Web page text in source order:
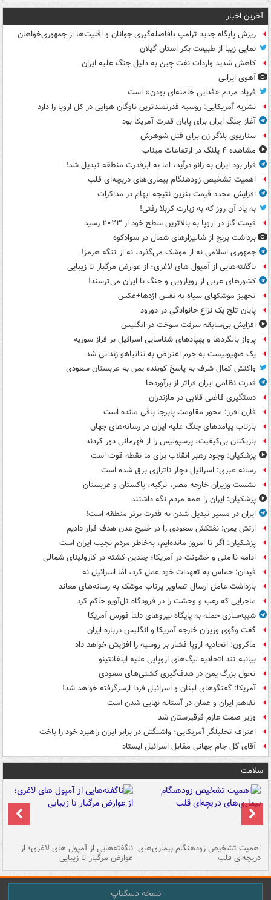
آخرین اخبار
ریزش پایگاه جدید ترامپ بافاصله‌گیری جوانان و اقلیت‌ها از جمهوری‌خواهان
نمایی زیبا از طبیعت بکر استان گیلان
کاهش شدید واردات نفت چین به دلیل جنگ علیه ایران
آهوی ایرانی
فریاد مردم «فدایی خامنه‌ای بودن» است
نشریه آمریکایی: روسیه قدرتمندترین ناوگان هوایی در کل اروپا را دارد
آغاز جنگ ایران برای پایان قدرت آمریکا بود
سناریوی بلاگر زن برای قتل شوهرش
مشاهده ۴ پلنگ در ارتفاعات میناب
قرار بود ایران به زانو درآید، اما به ابرقدرت منطقه تبدیل شد!
اهمیت تشخیص زودهنگام بیماری‌های دریچه‌ای قلب
افزایش مجدد قیمت بنزین نتیجه ابهام در مذاکرات
به یاد آن روز که به زیارت کربلا رفتی!
قیمت گاز در اروپا به بالاترین سطح خود از ۲۰۲۳ رسید
برداشت برنج از شالیزارهای شمال در سوادکوه
جمهوری اسلامی نه از موشک می‌گذرد، نه از تنگه هرمز!
ناگفته‌هایی از آمپول های لاغری؛ از عوارض مرگبار تا زیبایی
کشورهای عربی از رویارویی و جنگ با ایران می‌ترسند!
تجهیز موشکهای سپاه به نفس اژدها+عکس
پایان تلخ یک نزاع خانوادگی در دورود
افزایش بی‌سابقه سرقت سوخت در انگلیس
پرواز بالگردها و پهپادهای شناسایی اسرائیل بر فراز سوریه
یک صهیونیست به جرم اعتراض به نتانیاهو زندانی شد
واکنش کمال شرف به پاسخ کوبنده یمن به عربستان سعودی
قدرت نظامی ایران فراتر از برآوردها
دستگیری قاضی قلابی در مازندران
فارن افرز: محور مقاومت پابرجا باقی مانده است
بازتاب پیامدهای جنگ علیه ایران در رسانه‌های جهان
بازیکنان بی‌کیفیت، پرسپولیس را از قهرمانی دور کردند
پزشکیان: وجود رهبر انقلاب برای ما نقطه قوت است
رسانه عبری: اسرائیل دچار ناترازی برق شده است
نشست وزیران خارجه مصر، ترکیه، پاکستان و عربستان
پزشکیان: ایران را همه مردم نگه داشتند
ایران در مسیر تبدیل شدن به قدرت برتر منطقه است!
ارتش یمن: نفتکش سعودی را در خلیج عدن هدف قرار دادیم
پزشکیان: اگر تا امروز مانده‌ایم، به‌خاطر مردم نجیب ایران است
ادامه ناامنی و خشونت در آمریکا؛ چندین کشته در کارولینای شمالی
فیدان: حماس به تعهدات خود عمل کرد، امّا اسرائیل نه
بازداشت عامل ارسال تصاویر پرتاب موشک به رسانه‌های معاند
ماجرایی که رعب و وحشت را در فرودگاه تل‌آویو حاکم کرد
شبیه‌سازی حمله به پایگاه نیروهای دلتا فورس آمریکا
گفت وگوی وزیران خارجه آمریکا و انگلیس درباره ایران
ماکرون: اتحادیه اروپا فشار بر روسیه را افزایش خواهد داد
بیانیه تند اتحادیه لیگ‌های اروپایی علیه اینفانتینو
تحول بزرگ یمن در هدف‌گیری کشتی‌های سعودی
آمریکا: گفتگوهای لبنان و اسرائیل فردا ازسرگرفته خواهد شد!
تفاهم ایران و عمان در آستانه نهایی شدن است
وزیر صمت عازم قرقیزستان شد
اعتراف تحلیلگر آمریکایی؛ واشنگتن در برابر ایران راهبرد خود را باخت
آقای گل جام جهانی مقابل اسرائیل ایستاد
سلامت
اهمیت تشخیص زودهنگام بیماری‌های
دریچه‌ای قلب
ناگفته‌هایی از آمپول های لاغری؛ از
عوارض مرگبار تا زیبایی
نسخه دسکتاپ